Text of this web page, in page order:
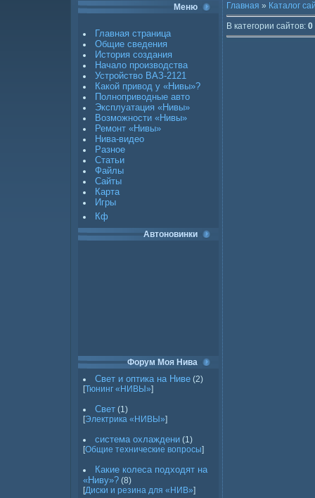
Меню
Главная страница
Общие сведения
История создания
Начало производства
Устройство ВАЗ-2121
Какой привод у «Нивы»?
Полноприводные авто
Эксплуатация «Нивы»
Возможности «Нивы»
Ремонт «Нивы»
Нива-видео
Разное
Статьи
Файлы
Сайты
Карта
Игры
Кф
Автоновинки
Форум Моя Нива
Свет и оптика на Ниве (2)
[Тюнинг «НИВЫ»]
Свет (1)
[Электрика «НИВЫ»]
система охлаждени (1)
[Общие технические вопросы]
Какие колеса подходят на
«Ниву»? (8)
[Диски и резина для «НИВ»]
Главная » Каталог
В категории сайтов: 0